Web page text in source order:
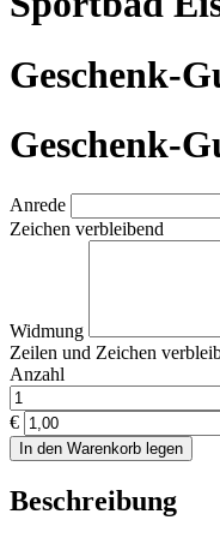
Geschenk-
Geschenk-
Anrede
Zeichen verbleibend
Widmung
Zeilen und Zeichen
Anzahl
€
In den Warenkorb legen
Beschreibung